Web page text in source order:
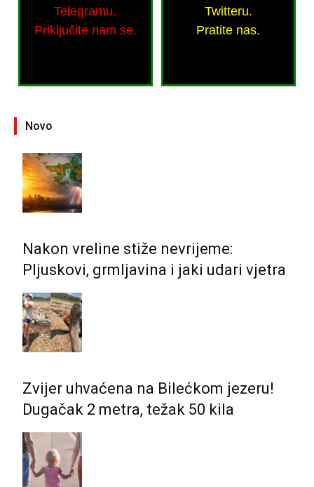
Telegramu.
Priključite nam se.
Twitteru.
Pratite nas.
Novo
Nakon vreline stiže nevrijeme:
Pljuskovi, grmljavina i jaki udari vjetra
Zvijer uhvaćena na Bilećkom jezeru!
Dugačak 2 metra, težak 50 kila